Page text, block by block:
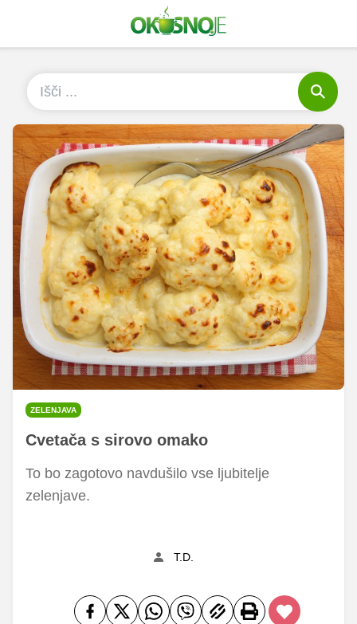
ZELENJAVA
Cvetača s sirovo omako
To bo zagotovo navdušilo vse ljubitelje
zelenjave.
T.D.